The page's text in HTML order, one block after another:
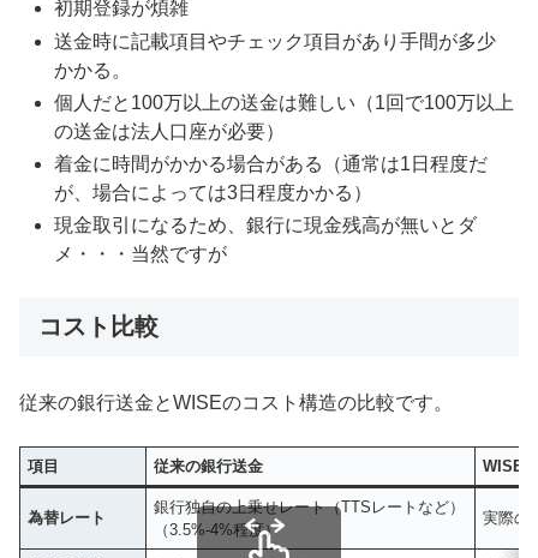
初期登録が煩雑
送金時に記載項目やチェック項目があり手間が多少
かかる。
個人だと100万以上の送金は難しい（1回で100万以上
の送金は法人口座が必要）
着金に時間がかかる場合がある（通常は1日程度だ
が、場合によっては3日程度かかる）
現金取引になるため、銀行に現金残高が無いとダ
メ・・・当然ですが
コスト比較
従来の銀行送金とWISEのコスト構造の比較です。
項目 従来の銀行送金 WISE
為替レート
銀行独自の上乗せレート（TTSレートなど）
（3.5%-4%程度）
実際の